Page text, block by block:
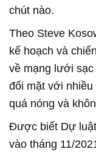
chút nào.
Theo Steve
kế hoạch và
về mạng lưới
đối mặt với
quá nóng và
Được biết Dự
vào tháng 11/